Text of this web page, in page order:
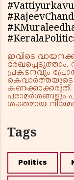
ഇവിടെ
രേഖപ്പെടുത്താം.
പ്രകടനവും
കെവാർത്തയുടെ
കണക്കാക്കരുത്.
പരാമർശങ്ങളും
ശക്തമായ
Tags
Politics